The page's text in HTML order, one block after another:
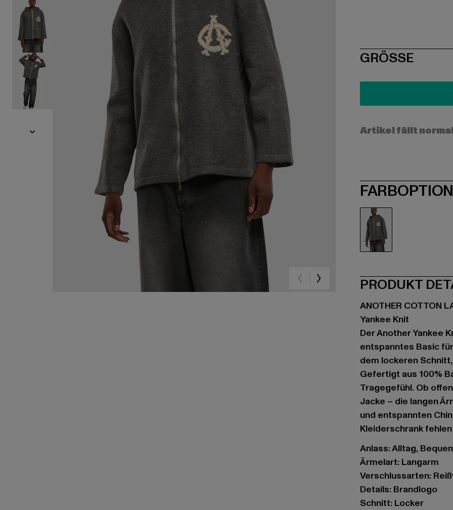
SIZE
GRÖSSE
Artikel fällt
PRODUKT
ANOTHER COTTON
Yankee Knit
Der Another Yankee
entspanntes Basic
dem lockeren
Gefertigt aus 100%
Tragegefühl. Ob
Jacke – die langen
und entspannten
Kleiderschrank
Anlass: Alltag,
Ärmelart: Langarm
Verschlussarten:
Details: Brandlogo
Schnitt: Locker